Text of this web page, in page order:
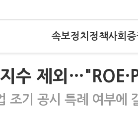
속보정치 정책사회 증
수 제외
조기 공시 특례 여부에